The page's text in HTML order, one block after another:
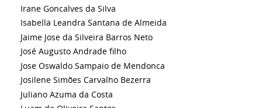
Irane Goncalves da Silva
Isabella Leandra Santana de Almeida
Jaime Jose da Silveira Barros Neto
José Augusto Andrade filho
Jose Oswaldo Sampaio de Mendonca
Josilene Simões Carvalho Bezerra
Juliano Azuma da Costa